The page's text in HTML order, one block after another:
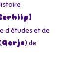
d’études et de
Gerjc) de